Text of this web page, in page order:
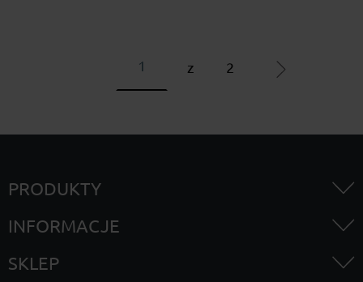
z 2
PRODUKTY
INFORMACJE
SKLEP